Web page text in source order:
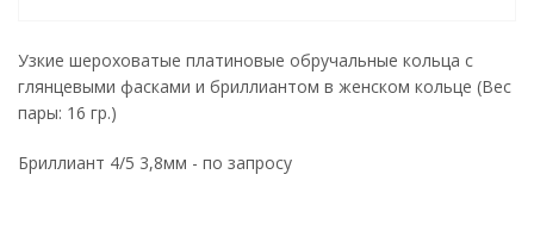
Узкие шероховатые платиновые обручальные кольца с
глянцевыми фасками и бриллиантом в женском кольце (Вес
пары: 16 гр.)
Бриллиант 4/5 3,8мм - по запросу